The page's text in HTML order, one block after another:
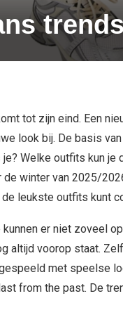
tot zijn eind. Een
look bij. De basis
Welke outfits kun
winter van 2025/
leukste outfits kunt
er niet zoveel
altijd voorop staat.
met speelse
from the past. De